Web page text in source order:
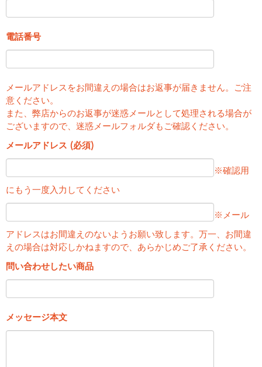
電話番号
メールアドレスをお間違えの場合はお返事が届きません。ご注
意ください。
また、弊店からのお返事が迷惑メールとして処理される場合が
ございますので、迷惑メールフォルダもご確認ください。
メールアドレス (必須)
※確認用
にもう一度入力してください
※メール
アドレスはお間違えのないようお願い致します。万一、お間違
えの場合は対応しかねますので、あらかじめご了承ください。
問い合わせしたい商品
メッセージ本文